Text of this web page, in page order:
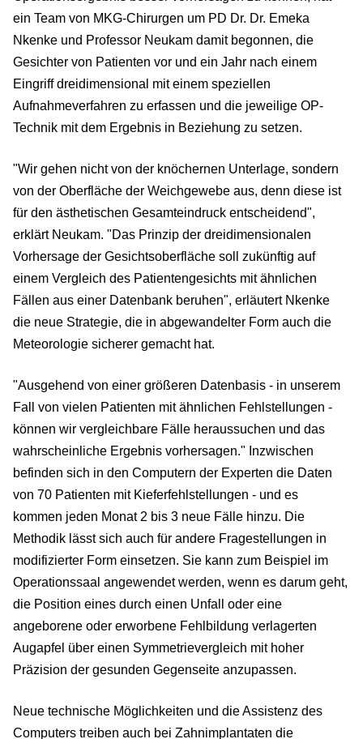
ein Team von MKG-Chirurgen um PD Dr. Dr. Emeka
Nkenke und Professor Neukam damit begonnen, die
Gesichter von Patienten vor und ein Jahr nach einem
Eingriff dreidimensional mit einem speziellen
Aufnahmeverfahren zu erfassen und die jeweilige OP-
Technik mit dem Ergebnis in Beziehung zu setzen.
"Wir gehen nicht von der knöchernen Unterlage, sondern
von der Oberfläche der Weichgewebe aus, denn diese ist
für den ästhetischen Gesamteindruck entscheidend",
erklärt Neukam. "Das Prinzip der dreidimensionalen
Vorhersage der Gesichtsoberfläche soll zukünftig auf
einem Vergleich des Patientengesichts mit ähnlichen
Fällen aus einer Datenbank beruhen", erläutert Nkenke
die neue Strategie, die in abgewandelter Form auch die
Meteorologie sicherer gemacht hat.
"Ausgehend von einer größeren Datenbasis - in unserem
Fall von vielen Patienten mit ähnlichen Fehlstellungen -
können wir vergleichbare Fälle heraussuchen und das
wahrscheinliche Ergebnis vorhersagen." Inzwischen
befinden sich in den Computern der Experten die Daten
von 70 Patienten mit Kieferfehlstellungen - und es
kommen jeden Monat 2 bis 3 neue Fälle hinzu. Die
Methodik lässt sich auch für andere Fragestellungen in
modifizierter Form einsetzen. Sie kann zum Beispiel im
Operationssaal angewendet werden, wenn es darum geht,
die Position eines durch einen Unfall oder eine
angeborene oder erworbene Fehlbildung verlagerten
Augapfel über einen Symmetrievergleich mit hoher
Präzision der gesunden Gegenseite anzupassen.
Neue technische Möglichkeiten und die Assistenz des
Computers treiben auch bei Zahnimplantaten die